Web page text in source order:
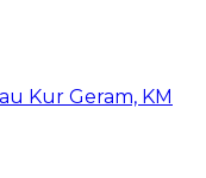
Kur Geram, KM